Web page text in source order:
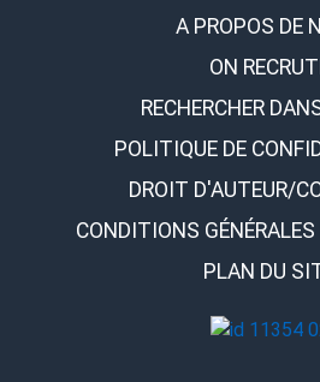
A PROPOS DE
ON
RECHERCHER
POLITIQUE DE
DROIT D'AUTEUR/
CONDITIONS
PLAN DU